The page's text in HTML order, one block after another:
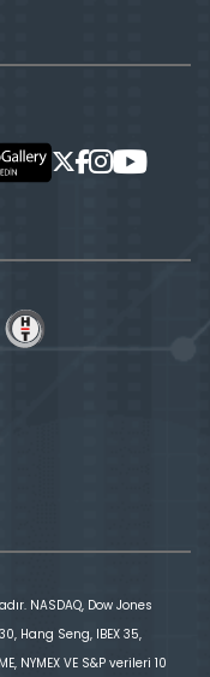
NASDAQ, Dow Jones
Hang Seng, IBEX 35,
NYMEX VE S&P verileri 10